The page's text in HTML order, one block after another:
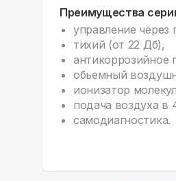
Преимущества
управление через
тихий (от 22 Дб),
антикоррозийное
обьемный
ионизатор
подача воздуха в
самодиагностика.